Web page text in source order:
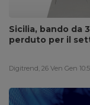
Sicilia, bando da
perduto per il
Digitrend, 26 Ven Gen